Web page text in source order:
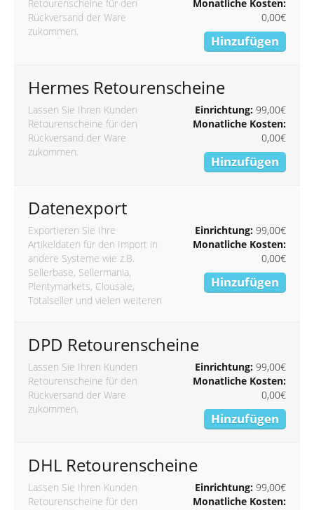
Retourenscheine für den
Rückversand der Ware
zukommen.
Monatliche Kosten:
0,00€
Hinzufügen
Hermes Retourenscheine
Lassen Sie Ihren Kunden
Retourenscheine für den
Rückversand der Ware
zukommen.
Einrichtung:99,00€
Monatliche Kosten:
0,00€
Hinzufügen
Datenexport
Exportieren Sie Ihre
Artikeldaten für den Import in
andere Systeme wie z.B.
Sellerbase, Sellermania,
Plentymarkets, Clousale,
Totalseller und vielen weiteren
Einrichtung:99,00€
Monatliche Kosten:
0,00€
Hinzufügen
DPD Retourenscheine
Lassen Sie Ihren Kunden
Retourenscheine für den
Rückversand der Ware
zukommen.
Einrichtung:99,00€
Monatliche Kosten:
0,00€
Hinzufügen
DHL Retourenscheine
Lassen Sie Ihren Kunden
Retourenscheine für den
Einrichtung:99,00€
Monatliche Kosten: